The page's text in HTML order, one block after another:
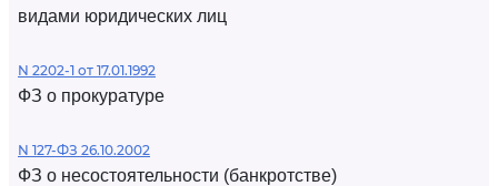
видами юридических лиц
N 2202-1 от 17.01.1992
ФЗ о прокуратуре
N 127-ФЗ 26.10.2002
ФЗ о несостоятельности (банкротстве)